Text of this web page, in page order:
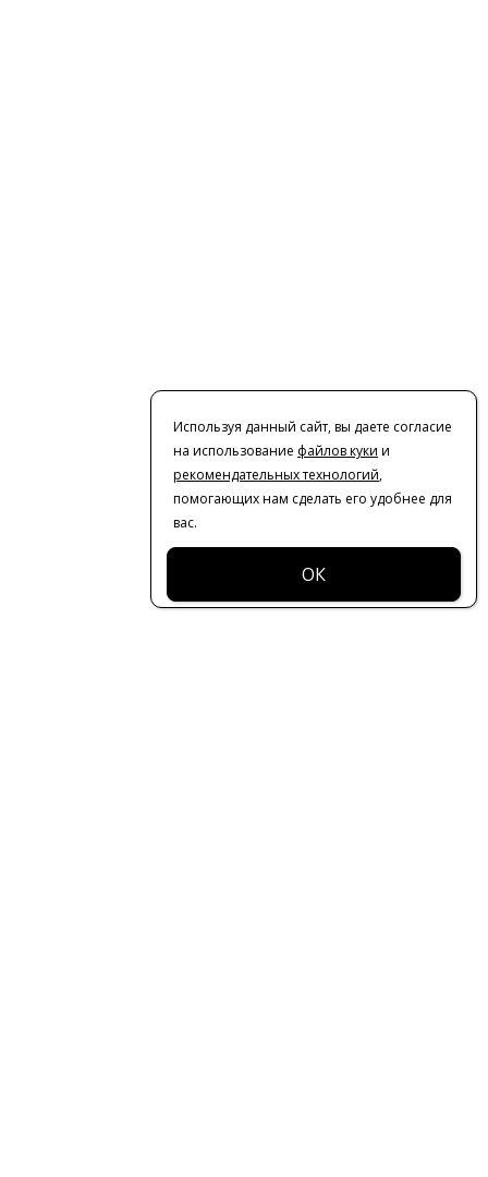
Используя данный сайт, вы даете согласие
на использование файлов куки и
рекомендательных технологий,
помогающих нам сделать его удобнее для
вас.